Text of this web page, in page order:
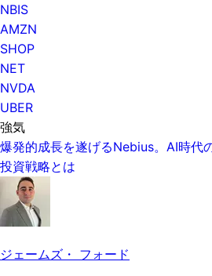
NBIS
AMZN
SHOP
NET
NVDA
UBER
強気
爆発的成長を遂げるNebius。AI時代
投資戦略とは
ジェームズ・ フォード